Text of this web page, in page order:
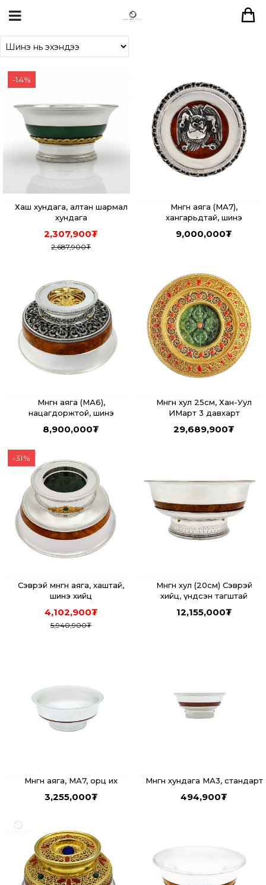
-14%
Хаш хундага, алтан шармал
хундага
2,307,900₮
2,687,900₮
Мөнгөн аяга (МА7),
хангарьдтай, шинэ
9,000,000₮
Мөнгөн аяга (МА6),
нацагдоржтой, шинэ
8,900,000₮
Мөнгөн хул 25см, Хан-Уул
ИМарт 3 давхарт
29,689,900₮
-31%
Сэврэй мөнгөн аяга, хаштай,
шинэ хийц
4,102,900₮
5,940,900₮
Мөнгөн хул (20см) Сэврэй
хийц, үндсэн тагштай
12,155,000₮
Мөнгөн аяга, МА7, орц их
3,255,000₮
Мөнгөн хундага МА3, стандарт
494,900₮